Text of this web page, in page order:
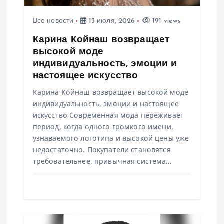
Все новости 13 июля, 2026 191 views
Карина Койнаш возвращает
высокой моде
индивидуальность, эмоции и
настоящее искусство
Карина Койнаш возвращает высокой моде
индивидуальность, эмоции и настоящее
искусство Современная мода переживает
период, когда одного громкого имени,
узнаваемого логотипа и высокой цены уже
недостаточно. Покупатели становятся
требовательнее, привычная система…